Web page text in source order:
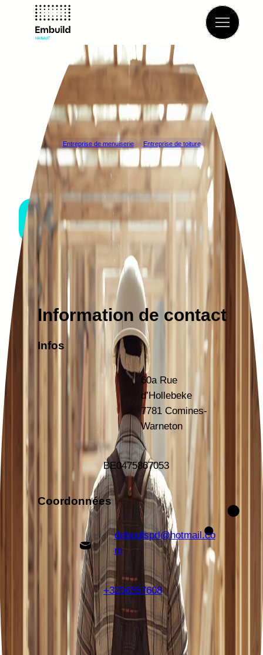
Retour à l’annuaire
Entreprise de menuiserie Entreprise de toiture
DEBEUF & FILS
COMINES-WARNETON
Information de contact
Infos
60a Rue
d’Hollebeke
7781 Comines-
Warneton
BE0475867053
Coordonnées
debeufsprl@hotmail.co
m
+3256557608